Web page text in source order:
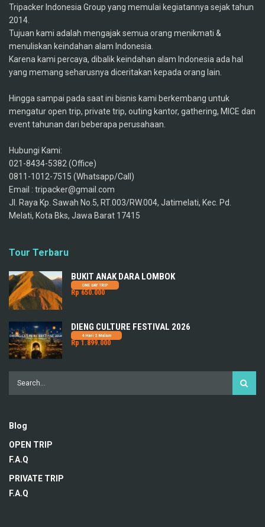
Tripacker Indonesia Group yang memulai kegiatannya sejak tahun
2014.
Tujuan kami adalah mengajak semua orang menikmati &
menuliskan keindahan alam Indonesia.
Karena kami percaya, dibalik keindahan alam Indonesia ada hal
yang memang seharusnya diceritakan kepada orang lain.
Hingga sampai pada saat ini bisnis kami berkembang untuk
mengatur open trip, private trip, outing kantor, gathering, MICE dan
event tahunan dari beberapa perusahaan.
Hubungi Kami:
021-8434-5382 (Office)
0811-1012-7515 (Whatsapp/Call)
Email : tripacker@gmail.com
Jl. Raya Kp. Sawah No.5, RT.003/RW.004, Jatimelati, Kec. Pd.
Melati, Kota Bks, Jawa Barat 17415
Tour Terbaru
BUKIT ANAK DARA LOMBOK
ONE DAY TRIP
Rp 650.000
DIENG CULTURE FESTIVAL 2026
4 Hari 2 Malam
Rp 1.899.000
Blog
OPEN TRIP
F.A.Q
PRIVATE TRIP
F.A.Q